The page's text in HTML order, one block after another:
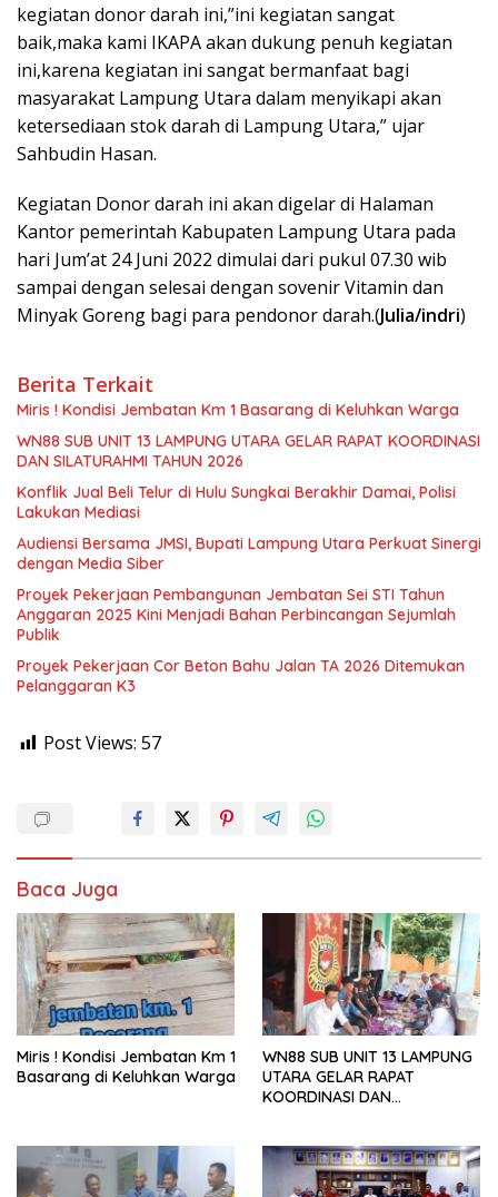
kegiatan donor darah ini,”ini kegiatan sangat
baik,maka kami IKAPA akan dukung penuh kegiatan
ini,karena kegiatan ini sangat bermanfaat bagi
masyarakat Lampung Utara dalam menyikapi akan
ketersediaan stok darah di Lampung Utara,” ujar
Sahbudin Hasan.
Kegiatan Donor darah ini akan digelar di Halaman
Kantor pemerintah Kabupaten Lampung Utara pada
hari Jum’at 24 Juni 2022 dimulai dari pukul 07.30 wib
sampai dengan selesai dengan sovenir Vitamin dan
Minyak Goreng bagi para pendonor darah.(Julia/indri)
Berita Terkait
Miris ! Kondisi Jembatan Km 1 Basarang di Keluhkan Warga
WN88 SUB UNIT 13 LAMPUNG UTARA GELAR RAPAT KOORDINASI
DAN SILATURAHMI TAHUN 2026
Konflik Jual Beli Telur di Hulu Sungkai Berakhir Damai, Polisi
Lakukan Mediasi
Audiensi Bersama JMSI, Bupati Lampung Utara Perkuat Sinergi
dengan Media Siber
Proyek Pekerjaan Pembangunan Jembatan Sei STI Tahun
Anggaran 2025 Kini Menjadi Bahan Perbincangan Sejumlah
Publik
Proyek Pekerjaan Cor Beton Bahu Jalan TA 2026 Ditemukan
Pelanggaran K3
Post Views: 57
Baca Juga
Miris ! Kondisi Jembatan Km 1
Basarang di Keluhkan Warga
WN88 SUB UNIT 13 LAMPUNG
UTARA GELAR RAPAT
KOORDINASI DAN